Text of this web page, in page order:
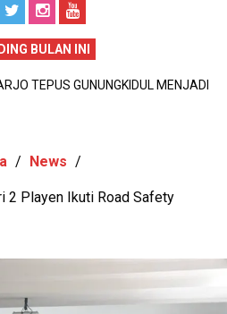
BULAN INI
TEPUS GUNUNGKIDUL MENJADI
/ News /
2 Playen Ikuti Road Safety